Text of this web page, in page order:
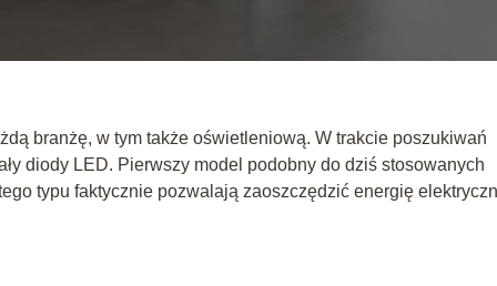
branżę, w tym także oświetleniową. W trakcie poszukiwań
diody LED. Pierwszy model podobny do dziś stosowanych
typu faktycznie pozwalają zaoszczędzić energię